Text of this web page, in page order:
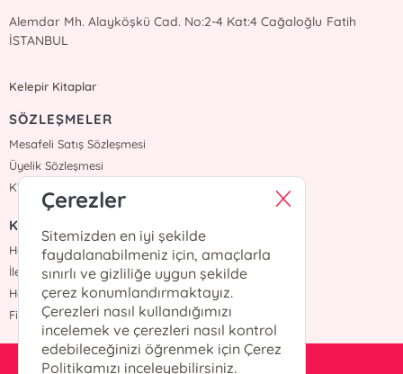
Alemdar Mh. Alayköşkü Cad. No:2-4 Kat:4 Cağaloğlu Fatih
İSTANBUL
Kelepir Kitaplar
SÖZLEŞMELER
Mesafeli Satış Sözleşmesi
Üyelik Sözleşmesi
KVKK Sözleşmesi
KURUMSAL
Hakkımızda
İletişim
Haberler
Fiyat Listesi
satis@suleyayinlari.com
Çerezler
Sitemizden en iyi şekilde
faydalanabilmeniz için, amaçlarla
sınırlı ve gizliliğe uygun şekilde
çerez konumlandırmaktayız.
Çerezleri nasıl kullandığımızı
incelemek ve çerezleri nasıl kontrol
edebileceğinizi öğrenmek için Çerez
Politikamızı inceleyebilirsiniz.